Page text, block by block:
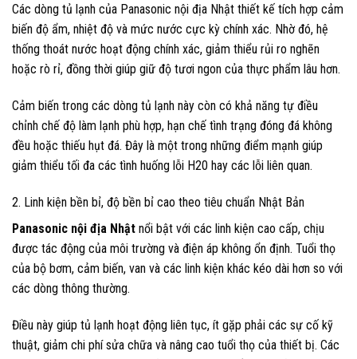
Các dòng tủ lạnh của Panasonic nội địa Nhật thiết kế tích hợp cảm
biến độ ẩm, nhiệt độ và mức nước cực kỳ chính xác. Nhờ đó, hệ
thống thoát nước hoạt động chính xác, giảm thiểu rủi ro nghẽn
hoặc rò rỉ, đồng thời giúp giữ độ tươi ngon của thực phẩm lâu hơn.
Cảm biến trong các dòng tủ lạnh này còn có khả năng tự điều
chỉnh chế độ làm lạnh phù hợp, hạn chế tình trạng đóng đá không
đều hoặc thiếu hụt đá. Đây là một trong những điểm mạnh giúp
giảm thiểu tối đa các tình huống lỗi H20 hay các lỗi liên quan.
2. Linh kiện bền bỉ, độ bền bỉ cao theo tiêu chuẩn Nhật Bản
Panasonic nội địa Nhật nổi bật với các linh kiện cao cấp, chịu
được tác động của môi trường và điện áp không ổn định. Tuổi thọ
của bộ bơm, cảm biến, van và các linh kiện khác kéo dài hơn so với
các dòng thông thường.
Điều này giúp tủ lạnh hoạt động liên tục, ít gặp phải các sự cố kỹ
thuật, giảm chi phí sửa chữa và nâng cao tuổi thọ của thiết bị. Các